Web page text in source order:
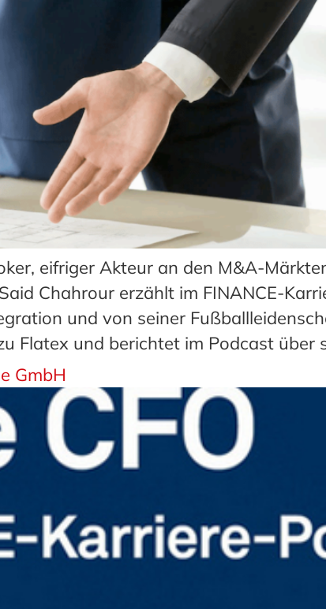
eifriger Akteur an den M&A-
Chahrour erzählt im FINANCE-
und von seiner
Flatex und berichtet im Podcast über
GmbH